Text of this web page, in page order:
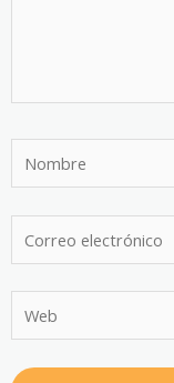
Nombre
electrónico